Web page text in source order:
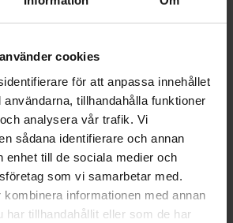
cookies
för att anpassa innehållet
tillhandahålla funktioner
analysera vår trafik. Vi
sådana identifierare och annan
enhet till de sociala medier och
som vi samarbetar med.
informationen med annan
har tillhandahållit eller som de har
från 1200-talet. Den
katolska katedralen
ursprungliga byggnaden var av
lopp har kyrkan varit en plats dit
på grund av att det sägs
hade med sig en
hem från ett korståg till
det till kyrkan. Domkyrkans
är 117.5 meter högt och
och härifrån har ni en
Schwerin.